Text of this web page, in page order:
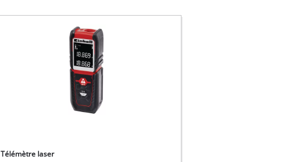
Télémètre laser